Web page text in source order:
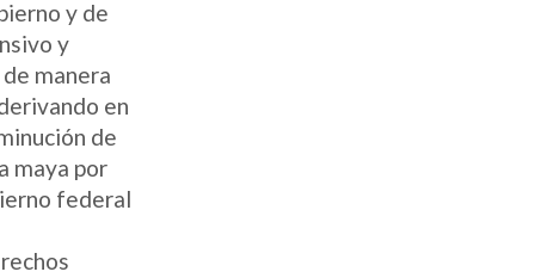
y de
y
manera
en
de
maya por
federal